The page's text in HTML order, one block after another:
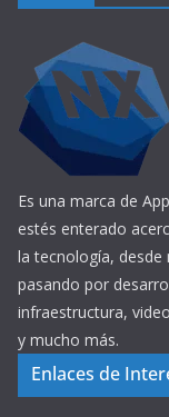
Es una marca de
estés enterado
la tecnología, desde
pasando por
infraestructura,
y mucho más.
Enlaces de